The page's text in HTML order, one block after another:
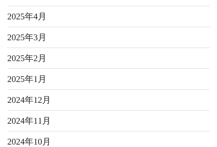
2025年4月
2025年3月
2025年2月
2025年1月
2024年12月
2024年11月
2024年10月